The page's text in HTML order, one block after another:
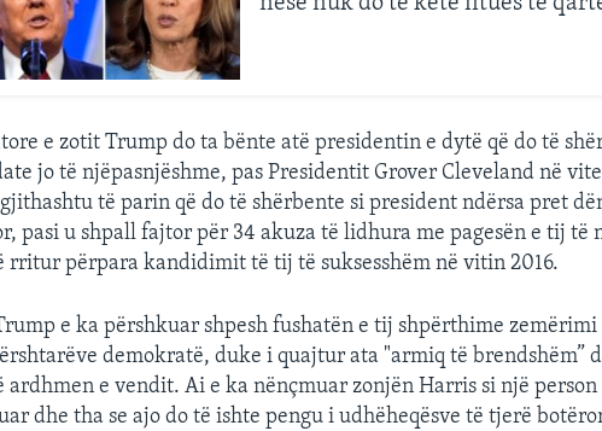
e zotit Trump do ta bënte atë presidentin e dytë që do të
jo të njëpasnjëshme, pas Presidentit Grover Cleveland në
të parin që do të shërbente si president ndërsa pret
pasi u shpall fajtor për 34 akuza të lidhura me pagesën e tij të
rritur përpara kandidimit të tij të suksesshëm në vitin 2016.
e ka përshkuar shpesh fushatën e tij shpërthime zemërimi
demokratë, duke i quajtur ata "armiq të brendshëm”
ardhmen e vendit. Ai e ka nënçmuar zonjën Harris si një
dhe tha se ajo do të ishte pengu i udhëheqësve të tjerë